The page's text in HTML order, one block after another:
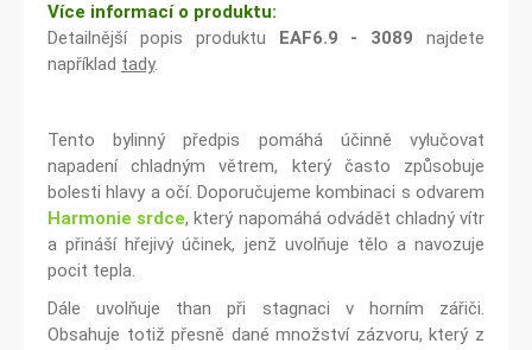
Více informací o produktu:
Detailnější popis produktu EAF6.9 - 3089 najdete
například tady.
Tento bylinný předpis pomáhá účinně vylučovat
napadení chladným větrem, který často způsobuje
bolesti hlavy a očí. Doporučujeme kombinaci s odvarem
Harmonie srdce, který napomáhá odvádět chladný vítr
a přináší hřejivý účinek, jenž uvolňuje tělo a navozuje
pocit tepla.
Dále uvolňuje than při stagnaci v horním zářiči.
Obsahuje totiž přesně dané množství zázvoru, který z